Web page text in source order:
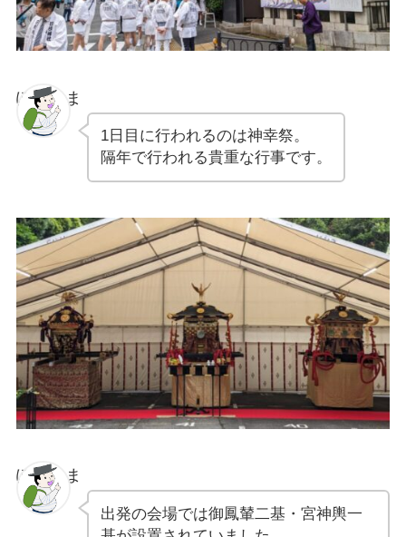
ぽちゃま
1日目に行われるのは神幸祭。
隔年で行われる貴重な行事です。
ぽちゃま
出発の会場では御鳳輦二基・宮神輿一